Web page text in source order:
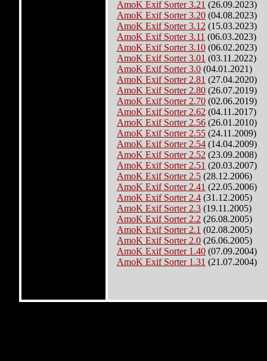
AmoK Exif Sorter 3.21 (26.09.2023)
AmoK Exif Sorter 3.20 (04.08.2023)
AmoK Exif Sorter 3.12 (15.03.2023)
AmoK Exif Sorter 3.11 (06.03.2023)
AmoK Exif Sorter 3.10 (06.02.2023)
AmoK Exif Sorter 3.01 (03.11.2022)
AmoK Exif Sorter 3.0 (04.01.2021)
AmoK Exif Sorter 2.81 (27.04.2020)
AmoK Exif Sorter 2.80 (26.07.2019)
AmoK Exif Sorter 2.70 (02.06.2019)
AmoK Exif Sorter 2.62 (04.11.2017)
AmoK Exif Sorter 2.56 (26.01.2010)
AmoK Exif Sorter 2.55 (24.11.2009)
AmoK Exif Sorter 2.54 (14.04.2009)
AmoK Exif Sorter 2.52 (23.09.2008)
AmoK Exif Sorter 2.51 (20.03.2007)
AmoK Exif Sorter 2.5 (28.12.2006)
AmoK Exif Sorter 2.41 (22.05.2006)
AmoK Exif Sorter 2.4 (31.12.2005)
AmoK Exif Sorter 2.3 (19.11.2005)
AmoK Exif Sorter 2.2 (26.08.2005)
AmoK Exif Sorter 2.1 (02.08.2005)
AmoK Exif Sorter 2.0 (26.06.2005)
AmoK Exif Sorter 1.40 (07.09.2004)
AmoK Exif Sorter 1.31 (21.07.2004)